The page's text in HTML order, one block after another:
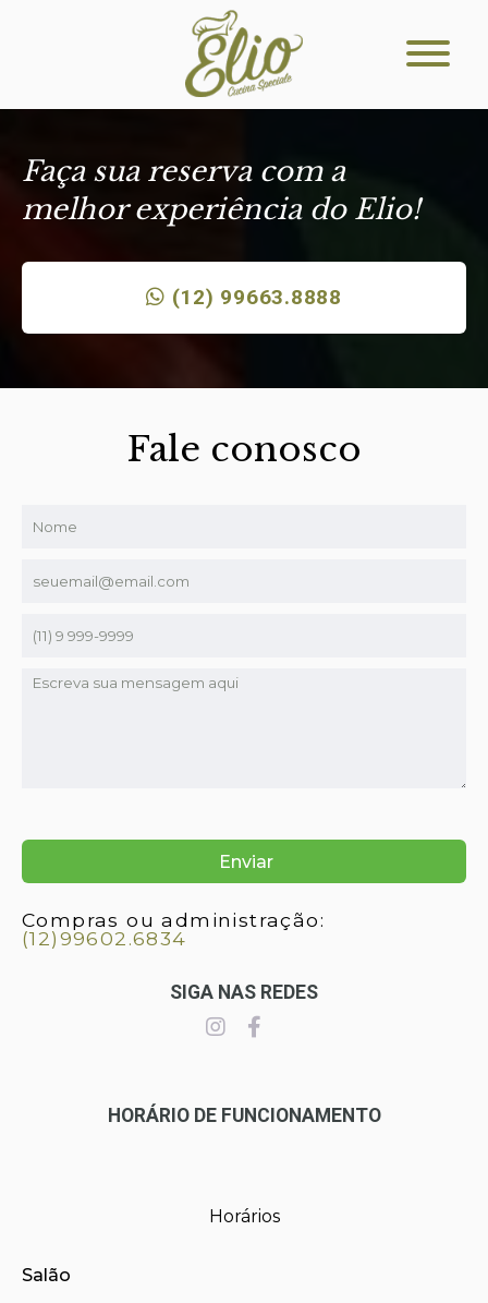
Faça sua reserva com a
melhor experiência do Elio!
(12) 99663.8888
Fale conosco
HORÁRIO DE FUNCIONAMENTO
Horários
Salão
Compras ou administração:
(12)99602.6834
SIGA NAS REDES